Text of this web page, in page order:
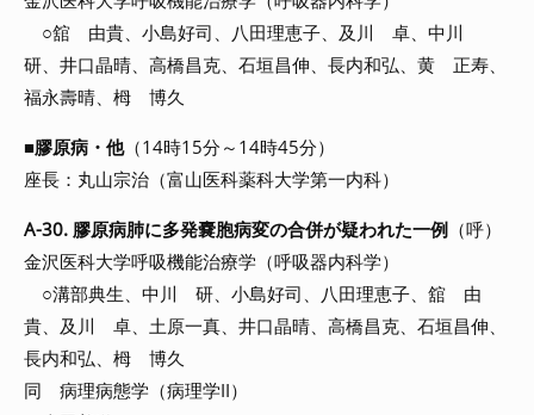
○舘 由貴、小島好司、八田理恵子、及川 卓、中川
研、井口晶晴、高橋昌克、石垣昌伸、長内和弘、黄 正寿、
福永壽晴、栂 博久
■膠原病・他（14時15分～14時45分）
座長：丸山宗治（富山医科薬科大学第一内科）
A-30. 膠原病肺に多発嚢胞病変の合併が疑われた一例 （呼）
金沢医科大学呼吸機能治療学（呼吸器内科学）
○溝部典生、中川 研、小島好司、八田理恵子、舘 由
貴、及川 卓、土原一真、井口晶晴、高橋昌克、石垣昌伸、
長内和弘、栂 博久
同 病理病態学（病理学II）